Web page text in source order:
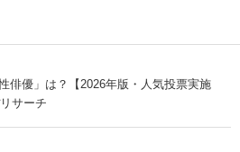
俳優」は？【2026年版・人気投票実施
サーチ